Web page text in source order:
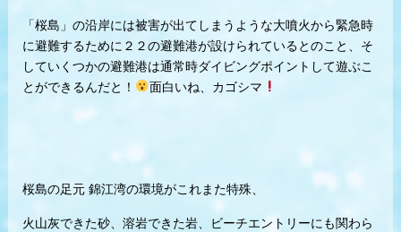
「桜島」の沿岸には被害が出てしまうような大噴火から緊急時
に避難するために２２の避難港が設けられているとのこと、そ
していくつかの避難港は通常時ダイビングポイントして遊ぶこ
とができるんだと！
面白いね、カゴシマ
桜島の足元 錦江湾の環境がこれまた特殊、
火山灰できた砂、溶岩できた岩、ビーチエントリーにも関わら